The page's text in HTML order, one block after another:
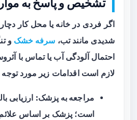
تشخیص و پاسخ به
اگر فردی در خانه یا محل کار
شدیدی مانند تب، سرفه خشک و
احتمال آلودگی آب یا تماس با
لازم است اقدامات زیر مورد توجه
مراجعه به پزشک: ارزیابی
است؛ پزشک بر اساس